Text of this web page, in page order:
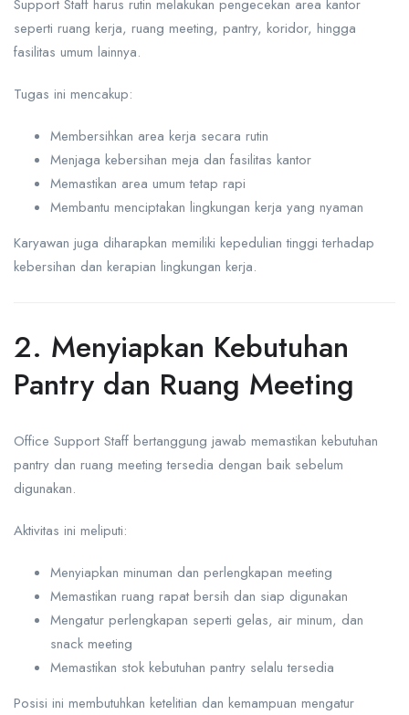
Support Staff harus rutin melakukan pengecekan area kantor
seperti ruang kerja, ruang meeting, pantry, koridor, hingga
fasilitas umum lainnya.
Tugas ini mencakup:
Membersihkan area kerja secara rutin
Menjaga kebersihan meja dan fasilitas kantor
Memastikan area umum tetap rapi
Membantu menciptakan lingkungan kerja yang nyaman
Karyawan juga diharapkan memiliki kepedulian tinggi terhadap
kebersihan dan kerapian lingkungan kerja.
2. Menyiapkan Kebutuhan
Pantry dan Ruang Meeting
Office Support Staff bertanggung jawab memastikan kebutuhan
pantry dan ruang meeting tersedia dengan baik sebelum
digunakan.
Aktivitas ini meliputi:
Menyiapkan minuman dan perlengkapan meeting
Memastikan ruang rapat bersih dan siap digunakan
Mengatur perlengkapan seperti gelas, air minum, dan
snack meeting
Memastikan stok kebutuhan pantry selalu tersedia
Posisi ini membutuhkan ketelitian dan kemampuan mengatur